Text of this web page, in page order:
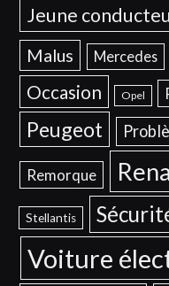
Jeune
Malus Mercedes
Occasion Opel
Peugeot
Remorque
Stellantis
Voiture